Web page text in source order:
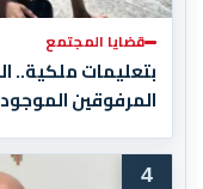
قضايا المجتمع
بتعليمات ملكية..
المرفوقين
4